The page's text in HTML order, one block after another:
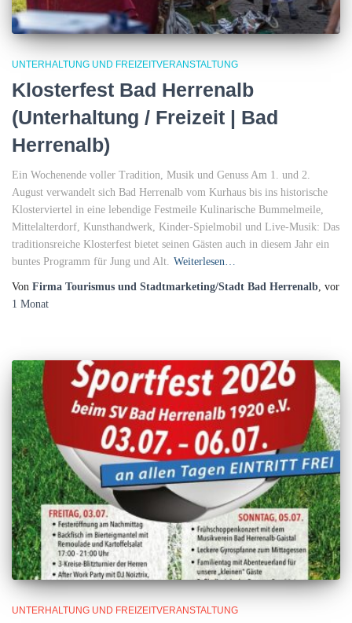
UNTERHALTUNG UND FREIZEITVERANSTALTUNG
Klosterfest Bad Herrenalb
(Unterhaltung / Freizeit | Bad
Herrenalb)
Ein Wochenende voller Tradition, Musik und Genuss Am 1. und 2.
August verwandelt sich Bad Herrenalb vom Kurhaus bis ins historische
Klosterviertel in eine lebendige Festmeile Kulinarische Bummelmeile,
Mittelalterdorf, Kunsthandwerk, Kinder-Spielmobil und Live-Musik: Das
traditionsreiche Klosterfest bietet seinen Gästen auch in diesem Jahr ein
buntes Programm für Jung und Alt. Weiterlesen…
Von Firma Tourismus und Stadtmarketing/Stadt Bad Herrenalb, vor
1 Monat
UNTERHALTUNG UND FREIZEITVERANSTALTUNG